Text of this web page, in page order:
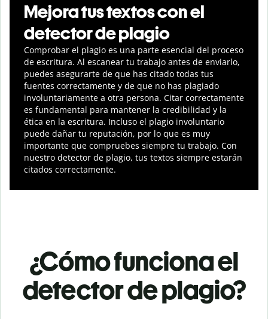
Mejora tus textos con el
detector de plagio
Comprobar el plagio es una parte esencial del proceso
de escritura. Al escanear tu trabajo antes de enviarlo,
puedes asegurarte de que has citado todas tus
fuentes correctamente y de que no has plagiado
involuntariamente a otra persona. Citar correctamente
es fundamental para mantener la credibilidad y la
ética en la escritura. Incluso el plagio involuntario
puede dañar tu reputación, por lo que es muy
importante que compruebes siempre tu trabajo. Con
nuestro detector de plagio, tus textos siempre estarán
citados correctamente.
¿Cómo funciona el
detector de plagio?